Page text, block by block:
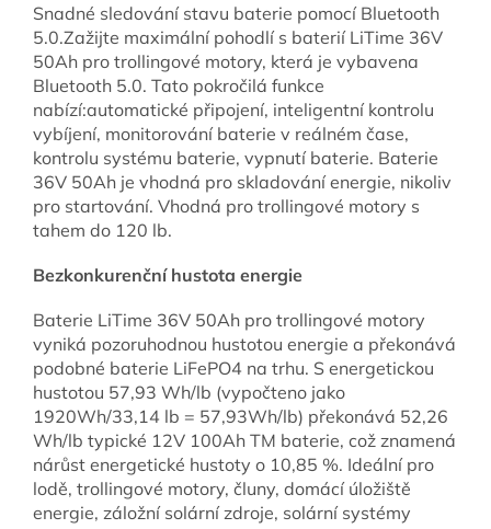
Snadné sledování stavu baterie pomocí Bluetooth
5.0.Zažijte maximální pohodlí s baterií LiTime 36V
50Ah pro trollingové motory, která je vybavena
Bluetooth 5.0. Tato pokročilá funkce
nabízí:automatické připojení, inteligentní kontrolu
vybíjení, monitorování baterie v reálném čase,
kontrolu systému baterie, vypnutí baterie. Baterie
36V 50Ah je vhodná pro skladování energie, nikoliv
pro startování. Vhodná pro trollingové motory s
tahem do 120 lb.
Bezkonkurenční hustota energie
Baterie LiTime 36V 50Ah pro trollingové motory
vyniká pozoruhodnou hustotou energie a překonává
podobné baterie LiFePO4 na trhu. S energetickou
hustotou 57,93 Wh/lb (vypočteno jako
1920Wh/33,14 lb = 57,93Wh/lb) překonává 52,26
Wh/lb typické 12V 100Ah TM baterie, což znamená
nárůst energetické hustoty o 10,85 %. Ideální pro
lodě, trollingové motory, čluny, domácí úložiště
energie, záložní solární zdroje, solární systémy